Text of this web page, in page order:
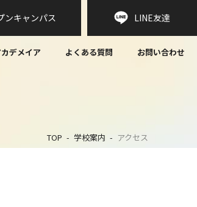
ンキャンパス LINE友達
デメイア よくある質問 お問い合わせ
TOP 学校案内 アクセス